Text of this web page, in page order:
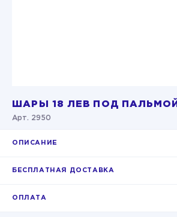
ШАРЫ 18 ЛЕВ ПОД ПАЛЬМОЙ
Арт. 2950
ОПИСАНИЕ
БЕСПЛАТНАЯ ДОСТАВКА
ОПЛАТА